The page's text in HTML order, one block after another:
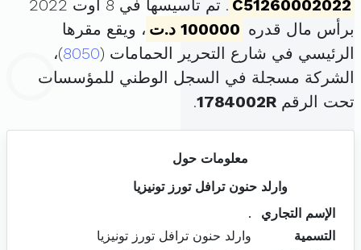
C51260002022
. تم تأسيسها في 8 أوت 2022
برأس مال قدره 100000 د.ت
، ويقع مقرها
الرئيسي في شارع التحرير الحمامات (8050)،
الشركة مسجلة في السجل الوطني للمؤسسات
تحت الرقم 1784002R
.
معلومات حول
وارلد حنون ترافل تورز تونيزيا
الإسم التجاري
.
التسمية
وارلد حنون ترافل تورز تونيزيا